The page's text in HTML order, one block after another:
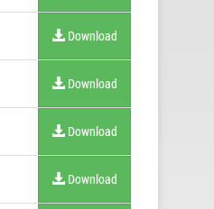
Download
Download
Download
Download